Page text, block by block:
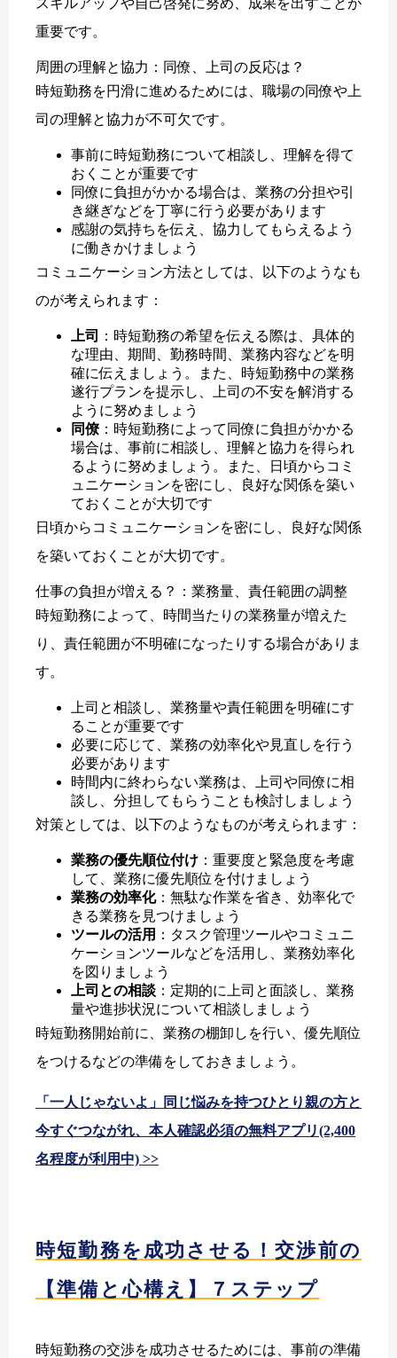
重要です。
周囲の理解と協力：同僚、上司の反応は？
時短勤務を円滑に進めるためには、職場の同僚や上
司の理解と協力が不可欠です。
事前に時短勤務について相談し、理解を得て
おくことが重要です
同僚に負担がかかる場合は、業務の分担や引
き継ぎなどを丁寧に行う必要があります
感謝の気持ちを伝え、協力してもらえるよう
に働きかけましょう
コミュニケーション方法としては、以下のようなも
のが考えられます：
上司
：時短勤務の希望を伝える際は、具体的
な理由、期間、勤務時間、業務内容などを明
確に伝えましょう。また、時短勤務中の業務
遂行プランを提示し、上司の不安を解消する
ように努めましょう
同僚：時短勤務によって同僚に負担がかかる
場合は、事前に相談し、理解と協力を得られ
るように努めましょう。また、日頃からコミ
ュニケーションを密にし、良好な関係を築い
ておくことが大切です
日頃からコミュニケーションを密にし、良好な関係
を築いておくことが大切です。
仕事の負担が増える？：業務量、責任範囲の調整
時短勤務によって、時間当たりの業務量が増えた
り、責任範囲が不明確になったりする場合がありま
す。
上司と相談し、業務量や責任範囲を明確にす
ることが重要です
必要に応じて、業務の効率化や見直しを行う
必要があります
時間内に終わらない業務は、上司や同僚に相
談し、分担してもらうことも検討しましょう
対策としては、以下のようなものが考えられます：
業務の優先順位付け ：重要度と緊急度を考慮
して、業務に優先順位を付けましょう
業務の効率化：無駄な作業を省き、効率化で
きる業務を見つけましょう
ツールの活用 ：タスク管理ツールやコミュニ
ケーションツールなどを活用し、業務効率化
を図りましょう
上司との相談 ：定期的に上司と面談し、業務
量や進捗状況について相談しましょう
時短勤務開始前に、業務の棚卸しを行い、優先順位
をつけるなどの準備をしておきましょう。
「一人じゃないよ」同じ悩みを持つひとり親の方と
今すぐつながれ、本人確認必須の無料アプリ(2,400
名程度が利用中) >>
時短勤務を成功させる！交渉前の
【準備と心構え】７ステップ
時短勤務の交渉を成功させるためには、事前の準備